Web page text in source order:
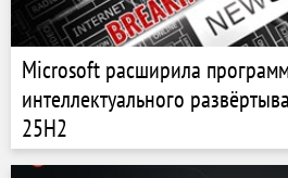
Microsoft расширила
интеллектуального
25H2